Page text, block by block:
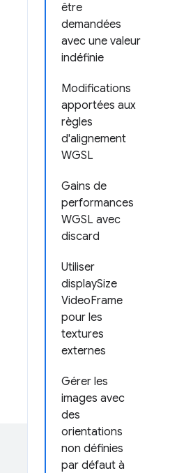
être
demandées
avec une valeur
indéfinie
Modifications
apportées aux
règles
d'alignement
WGSL
Gains de
performances
WGSL avec
discard
Utiliser
displaySize
VideoFrame
pour les
textures
externes
Gérer les
images avec
des
orientations
non définies
par défaut à